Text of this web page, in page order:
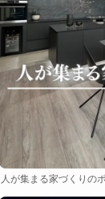
人が集まる家づくりの